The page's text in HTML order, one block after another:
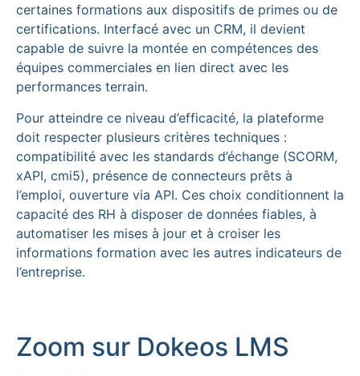
certaines formations aux dispositifs de primes ou de
certifications. Interfacé avec un CRM, il devient
capable de suivre la montée en compétences des
équipes commerciales en lien direct avec les
performances terrain.
Pour atteindre ce niveau d’efficacité, la plateforme
doit respecter plusieurs critères techniques :
compatibilité avec les standards d’échange (SCORM,
xAPI, cmi5), présence de connecteurs prêts à
l’emploi, ouverture via API. Ces choix conditionnent la
capacité des RH à disposer de données fiables, à
automatiser les mises à jour et à croiser les
informations formation avec les autres indicateurs de
l’entreprise.
Zoom sur Dokeos LMS